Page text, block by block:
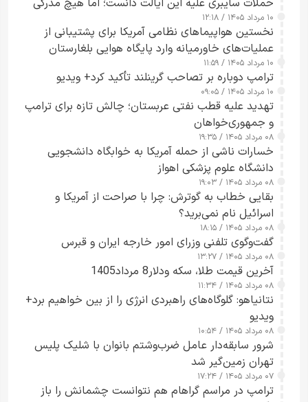
حملات سایبری علیه این ایالت دانست؛ اما هیچ مدرکی
ارائه نکرد
۱۰ مرداد ۱۴۰۵ / ۱۲:۱۸
نخستین هواپیماهای نظامی آمریکا برای پشتیبانی از
عملیات‌های خاورمیانه وارد پایگاه هوایی بلغارستان
شدند
۱۰ مرداد ۱۴۰۵ / ۱۱:۵۹
ترامپ دوباره بر تصاحب گرینلند تأکید کرد+ ویدیو
۱۰ مرداد ۱۴۰۵ / ۰۹:۰۵
تهدید علیه قطب نفتی عربستان؛ چالش تازه برای ترامپ
و جمهوری‌خواهان
۰۸ مرداد ۱۴۰۵ / ۱۹:۳۵
خسارات ناشی از حمله آمریکا به خوابگاه دانشجویی
دانشگاه علوم پزشکی اهواز
۰۸ مرداد ۱۴۰۵ / ۱۹:۰۳
بقایی خطاب به گوترش: چرا با صراحت از آمریکا و
اسرائیل نام نمی‌برید؟
۰۸ مرداد ۱۴۰۵ / ۱۸:۱۵
گفت‌وگوی تلفنی وزرای امور خارجه ایران و قبرس
۰۸ مرداد ۱۴۰۵ / ۱۳:۲۷
آخرین قیمت طلا، سکه ودلار8 مرداد1405
۰۸ مرداد ۱۴۰۵ / ۱۱:۳۴
نتانیاهو: گلوگاه‌های راهبردی انرژی را از بین خواهیم برد+
ویدیو
۰۸ مرداد ۱۴۰۵ / ۱۰:۵۴
شرور سابقه‌دار عامل ضرب‌وشتم بانوان با شلیک پلیس
تهران زمین‌گیر شد
۰۷ مرداد ۱۴۰۵ / ۱۷:۲۴
ترامپ در مراسم گراهام هم نتوانست چشمانش را باز